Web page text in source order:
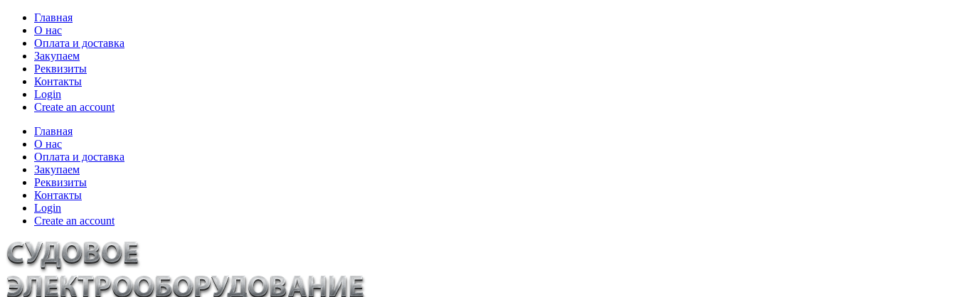
Главная
О нас
Оплата и доставка
Закупаем
Реквизиты
Контакты
Login
Create an account
Главная
О нас
Оплата и доставка
Закупаем
Реквизиты
Контакты
Login
Create an account